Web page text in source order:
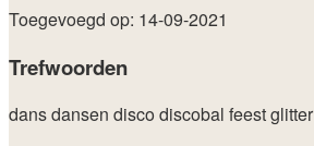
Toegevoegd op: 14-09-2021
Trefwoorden
dansdansen disco discobal feestglitter